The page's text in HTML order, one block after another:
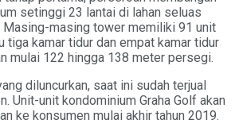
setinggi 23 lantai di lahan seluas
masing tower memiliki 91 unit
tiga kamar tidur dan empat kamar tidur
mulai 122 hingga 138 meter persegi.
diluncurkan, saat ini sudah terjual
Unit-unit kondominium Graha Golf akan
ke konsumen mulai akhir tahun 2019.